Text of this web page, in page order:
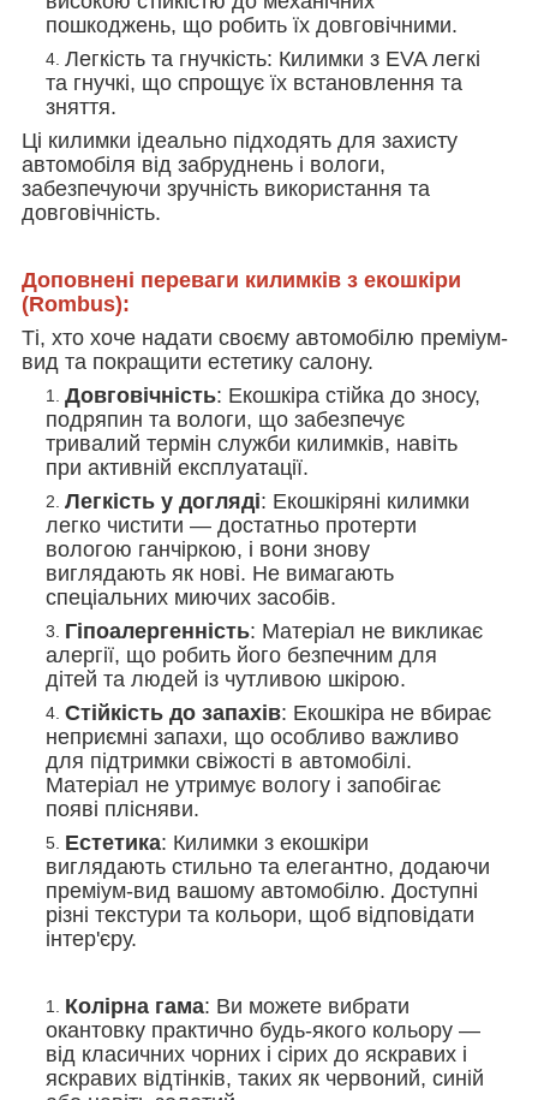
пошкоджень, що робить їх довговічними.
Легкість та гнучкість: Килимки з EVA легкі
та гнучкі, що спрощує їх встановлення та
зняття.
Ці килимки ідеально підходять для захисту
автомобіля від забруднень і вологи,
забезпечуючи зручність використання та
довговічність.
Доповнені переваги килимків з екошкіри
(Rombus):
Ті, хто хоче надати своєму автомобілю преміум-
вид та покращити естетику салону.
Довговічність: Екошкіра стійка до зносу,
подряпин та вологи, що забезпечує
тривалий термін служби килимків, навіть
при активній експлуатації.
Легкість у догляді: Екошкіряні килимки
легко чистити — достатньо протерти
вологою ганчіркою, і вони знову
виглядають як нові. Не вимагають
спеціальних миючих засобів.
Гіпоалергенність: Матеріал не викликає
алергії, що робить його безпечним для
дітей та людей із чутливою шкірою.
Стійкість до запахів: Екошкіра не вбирає
неприємні запахи, що особливо важливо
для підтримки свіжості в автомобілі.
Матеріал не утримує вологу і запобігає
появі плісняви.
Естетика: Килимки з екошкіри
виглядають стильно та елегантно, додаючи
преміум-вид вашому автомобілю. Доступні
різні текстури та кольори, щоб відповідати
інтер'єру.
Колірна гама: Ви можете вибрати
окантовку практично будь-якого кольору —
від класичних чорних і сірих до яскравих і
яскравих відтінків, таких як червоний, синій